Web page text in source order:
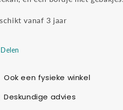
vanaf 3 jaar
Delen
Ook een fysieke winkel
Deskundige advies